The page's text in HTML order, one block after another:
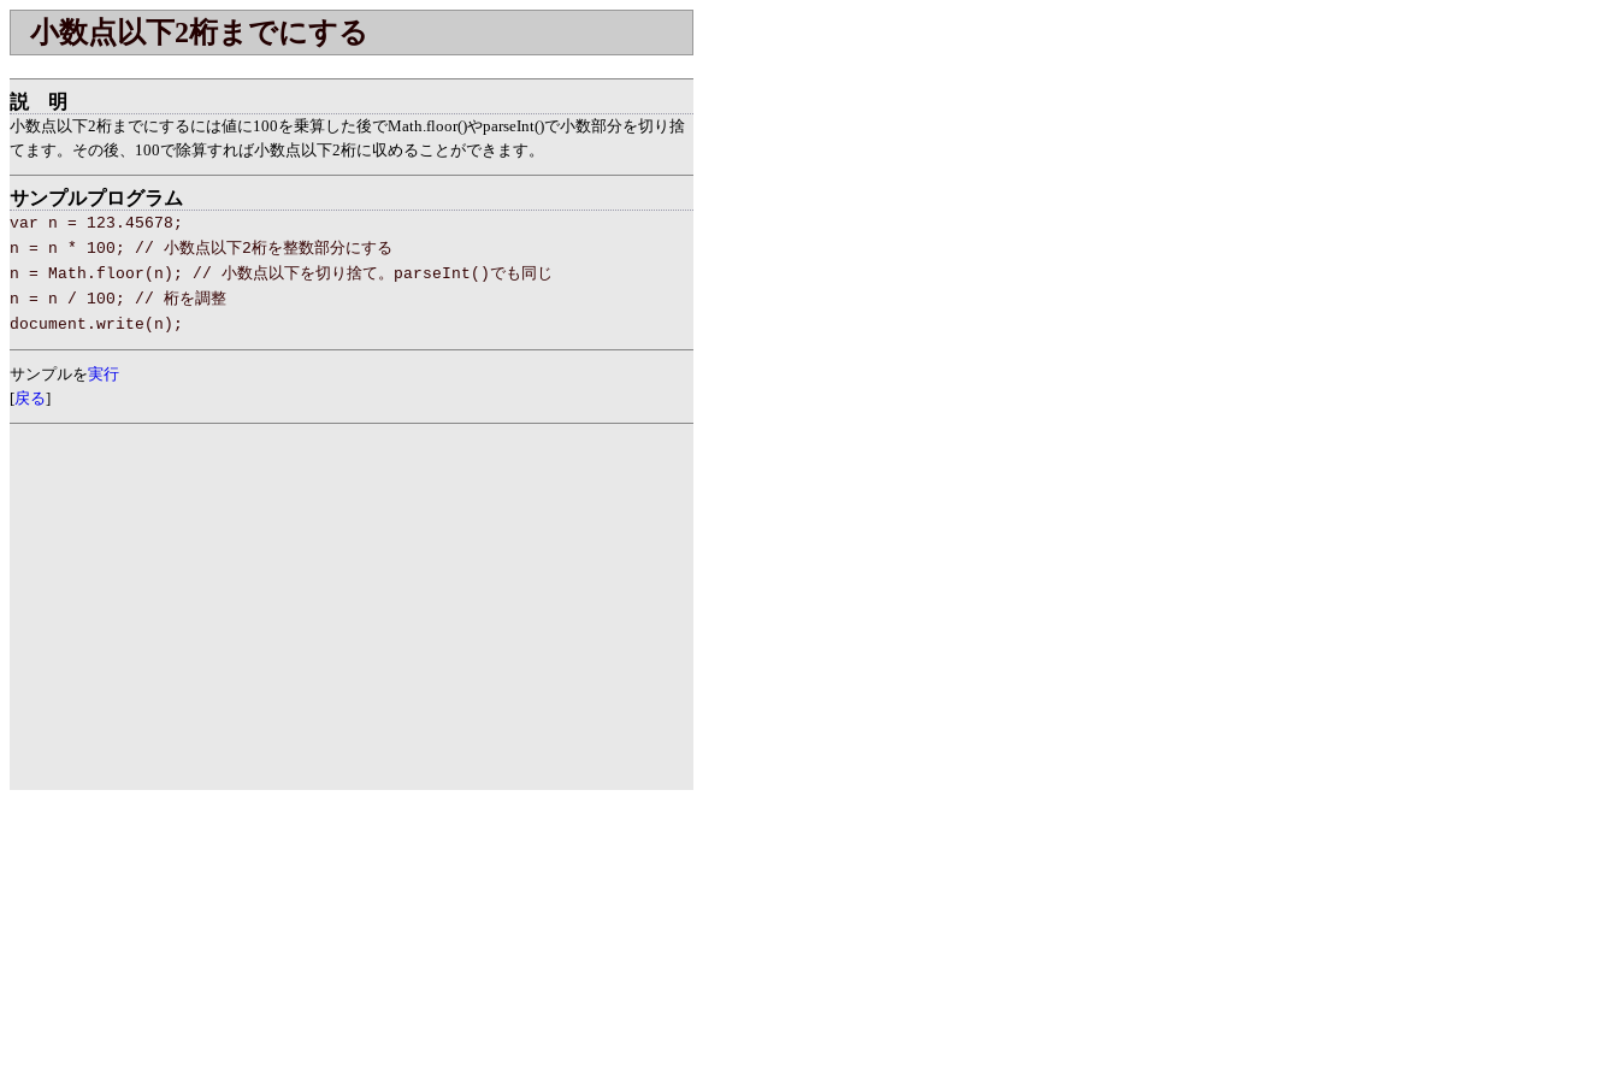
小数点以下2桁までにする
説明
小数点以下2桁までにするには値に100を乗算した後でMath.floor()やparseInt()で小数部分を切り捨
てます。その後、100で除算すれば小数点以下2桁に収めることができます。
サンプルプログラム
var n = 123.45678;
n = n * 100; // 小数点以下2桁を整数部分にする
n = Math.floor(n); // 小数点以下を切り捨て。parseInt()でも同じ
n = n / 100; // 桁を調整
document.write(n);
サンプルを実行
[戻る]